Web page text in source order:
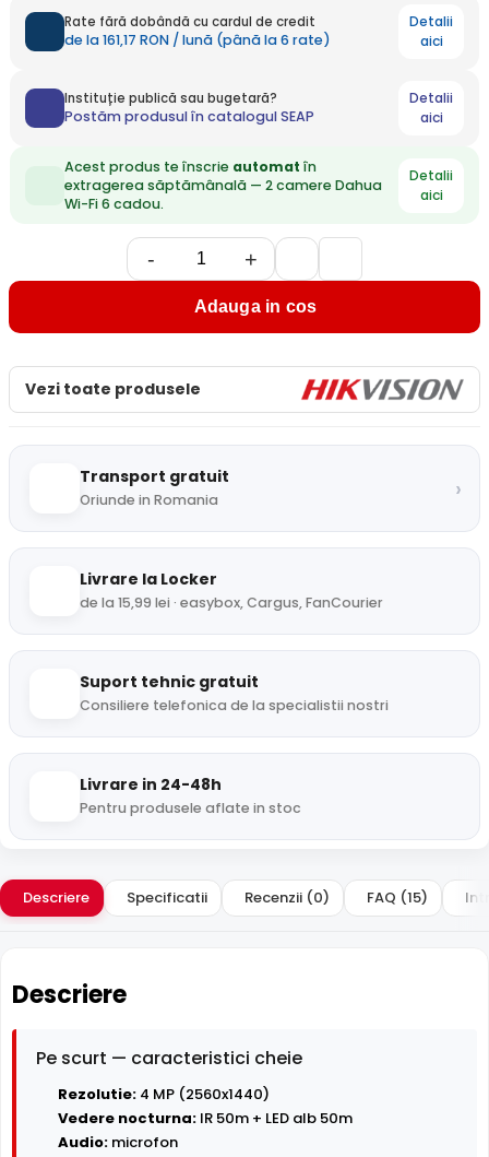
Rate fără dobândă cu cardul de credit
de la 161,17 RON / lună (până la 6 rate)
Detalii
aici
Instituție publică sau bugetară?
Postăm produsul în catalogul SEAP
Detalii
aici
Acest produs te înscrie automat în
extragerea săptămânală — 2 camere Dahua
Wi-Fi 6 cadou.
Detalii
aici
- +
Adauga in cos
Vezi toate produsele
Transport gratuit
Oriunde in Romania ›
Livrare la Locker
de la 15,99 lei · easybox, Cargus, FanCourier
Suport tehnic gratuit
Consiliere telefonica de la specialistii nostri
Livrare in 24-48h
Pentru produsele aflate in stoc
Descriere Specificatii Recenzii (0) FAQ (15)
Descriere
Pe scurt — caracteristici cheie
Rezolutie: 4 MP (2560x1440)
Vedere nocturna: IR 50m + LED alb 50m
Audio: microfon